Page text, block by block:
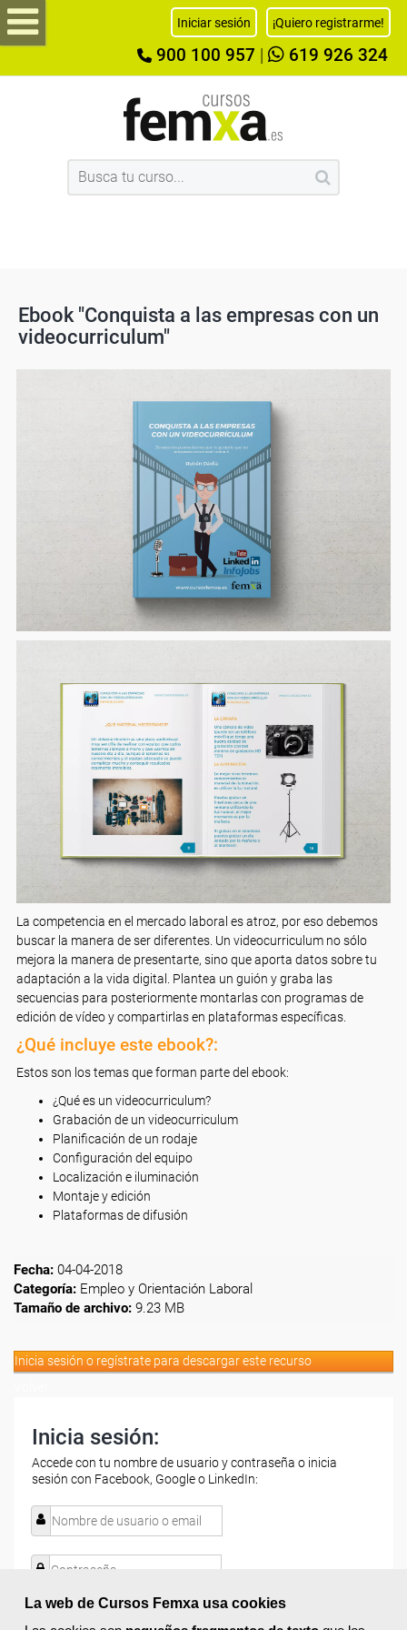
La web de Cursos Femxa usa cookies
Iniciar sesión ¡Quiero registrarme!
900 100 957 619 926 324
Ebook "Conquista a las empresas con un
videocurriculum"
La competencia en el mercado laboral es atroz, por eso debemos
buscar la manera de ser diferentes. Un videocurriculum no sólo
mejora la manera de presentarte, sino que aporta datos sobre tu
adaptación a la vida digital. Plantea un guión y graba las
secuencias para posteriormente montarlas con programas de
edición de vídeo y compartirlas en plataformas específicas.
¿Qué incluye este ebook?:
Estos son los temas que forman parte del ebook:
¿Qué es un videocurriculum?
Grabación de un videocurriculum
Planificación de un rodaje
Configuración del equipo
Localización e iluminación
Montaje y edición
Plataformas de difusión
Fecha: 04-04-2018
Categoría: Empleo y Orientación Laboral
Tamaño de archivo: 9.23 MB
Inicia sesión o regístrate para descargar este recurso
Inicia sesión:
Accede con tu nombre de usuario y contraseña o inicia
sesión con Facebook, Google o LinkedIn:
Recordarme